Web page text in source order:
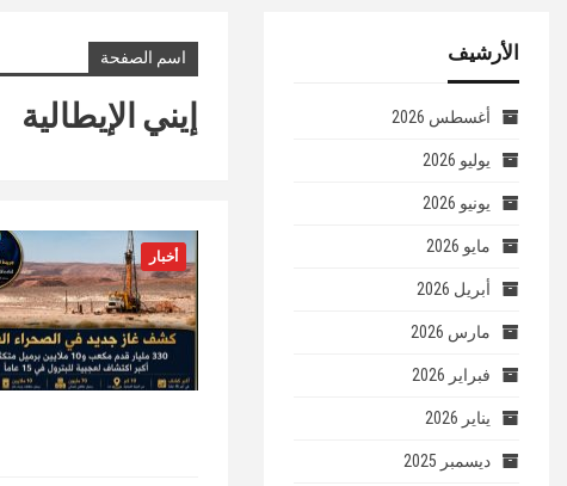
اسم الصفحة
إيني الإيطالية
أخبار
الأرشيف
أغسطس 2026
يوليو 2026
يونيو 2026
مايو 2026
أبريل 2026
مارس 2026
فبراير 2026
يناير 2026
ديسمبر 2025